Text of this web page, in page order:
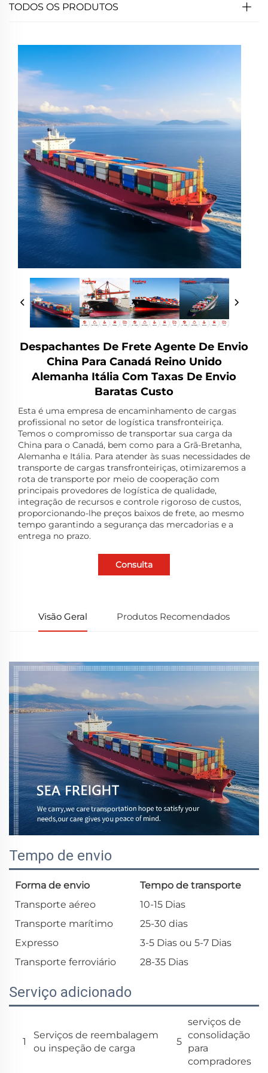
TODOS OS PRODUTOS
Despachantes De Frete Agente De Envio
China Para Canadá Reino Unido
Alemanha Itália Com Taxas De Envio
Baratas Custo
Esta é uma empresa de encaminhamento de cargas
profissional no setor de logística transfronteiriça.
Temos o compromisso de transportar sua carga da
China para o Canadá, bem como para a Grã-Bretanha,
Alemanha e Itália. Para atender às suas necessidades de
transporte de cargas transfronteiriças, otimizaremos a
rota de transporte por meio de cooperação com
principais provedores de logística de qualidade,
integração de recursos e controle rigoroso de custos,
proporcionando-lhe preços baixos de frete, ao mesmo
tempo garantindo a segurança das mercadorias e a
entrega no prazo.
Consulta
Visão Geral Produtos Recomendados
Tempo de envio
Forma de envio
Tempo de transporte
Transporte aéreo
10-15 Dias
Transporte marítimo
25-30 dias
Expresso
3-5 Dias ou 5-7 Dias
Transporte ferroviário
28-35 Dias
Serviço adicionado
1
Serviços de reembalagem
ou inspeção de carga
5
serviços de
consolidação
para
compradores